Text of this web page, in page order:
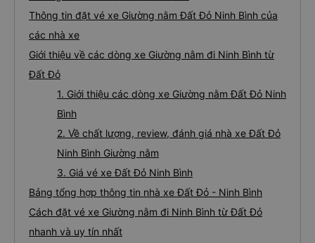
Thông tin đặt vé xe Giường nằm Đất Đỏ Ninh Bình của
các nhà xe
Giới thiệu về các dòng xe Giường nằm đi Ninh Bình từ
Đất Đỏ
1. Giới thiệu các dòng xe Giường nằm Đất Đỏ Ninh
Bình
2. Về chất lượng, review, đánh giá nhà xe Đất Đỏ
Ninh Bình Giường nằm
3. Giá vé xe Đất Đỏ Ninh Bình
Bảng tổng hợp thông tin nhà xe Đất Đỏ - Ninh Bình
Cách đặt vé xe Giường nằm đi Ninh Bình từ Đất Đỏ
nhanh và uy tín nhất